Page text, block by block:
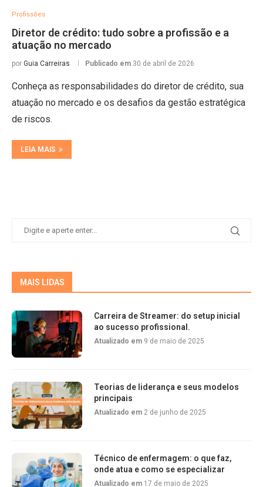
Profissões
Diretor de crédito: tudo sobre a profissão e a
atuação no mercado
por Guia Carreiras Publicado em 30 de abril de 2026
Conheça as responsabilidades do diretor de crédito, sua
atuação no mercado e os desafios da gestão estratégica
de riscos.
LEIA MAIS
MAIS LIDAS
Carreira de Streamer: do setup inicial
ao sucesso profissional.
Atualizado em 9 de maio de 2025
Teorias de liderança e seus modelos
principais
Atualizado em 2 de junho de 2025
Técnico de enfermagem: o que faz,
onde atua e como se especializar
Atualizado em 17 de maio de 2025